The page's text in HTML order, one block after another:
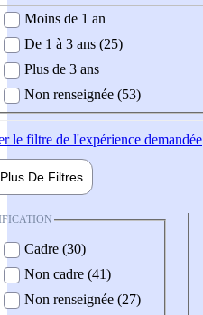
demandée
Moins de 1 an
De 1 à 3 ans (25)
Plus de 3 ans
Non renseignée (53)
le filtre de l'expérience demandée
Plus De Filtres
Cadre (30)
Non cadre (41)
Non renseignée (27)